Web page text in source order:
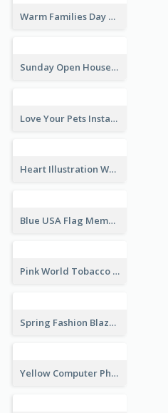
Warm Families Day Sales Instagram Post
Sunday Open House Instagram Post
Love Your Pets Instagram Post
Heart Illustration World Blood Donor Day Instagram Post
Blue USA Flag Memorial Day Instagram Post Design
Pink World Tobacco Day Instagram Post
Spring Fashion Blazer Instagram Post
Yellow Computer Photo World Press Freedom Day Instagram Post